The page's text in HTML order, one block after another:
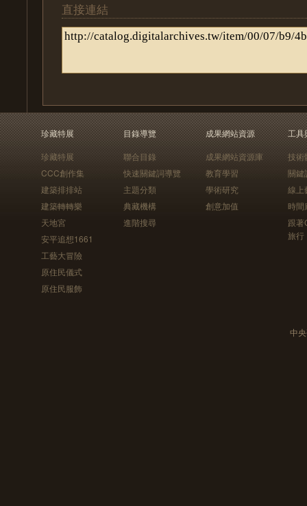
直接連結
珍藏特展
珍藏特展
CCC創作集
建築排排站
建築轉轉樂
天地宮
安平追想1661
工藝大冒險
原住民儀式
原住民服飾
目錄導覽
聯合目錄
快速關鍵詞導覽
主題分類
典藏機構
進階搜尋
成果網站資源
成果網站資源庫
教育學習
學術研究
創意加值
工具
技術
關鍵
線上
時間
跟
旅行
中